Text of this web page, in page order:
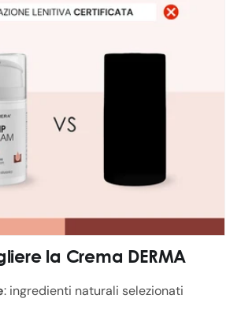
la Crema DERMA
: ingredienti naturali selezionati